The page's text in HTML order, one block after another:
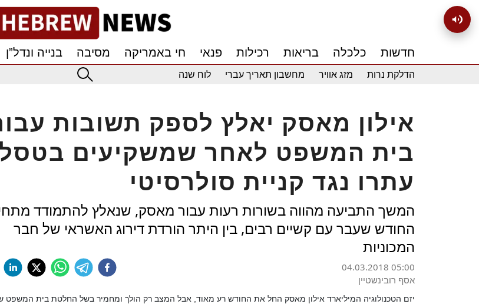
חדשות כלכלה בריאות רכילות פנאי חי באמריקה מסיבה בנייה ונדל”ן
הדלקת נרות מזג אוויר מחשבון תאריך עברי לוח שנה
אילון מאסק יאלץ לספק תשובות
בית המשפט לאחר שמשקיעים
עתרו נגד קניית סולרסיטי
המשך התביעה מהווה בשורות רעות עבור מאסק, שנאלץ להתמודד
החודש שעבר עם קשיים רבים, בין היתר הורדת דירוג האשראי של חבר
המכוניות
04.03.2018 05:00
אסף רובינשטיין
יזם הטכנולוגיה המיליארד אילון מאסק החל את החודש רע מאוד, אבל המצב רק הולך ומחמיר בשל החלטת בית המשפט